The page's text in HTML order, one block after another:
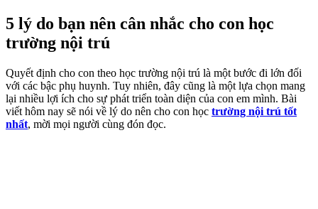
5 lý do bạn nên cân nhắc cho con học
trường nội trú
Quyết định cho con theo học trường nội trú là một bước đi lớn đối
với các bậc phụ huynh. Tuy nhiên, đây cũng là một lựa chọn mang
lại nhiều lợi ích cho sự phát triển toàn diện của con em mình. Bài
viết hôm nay sẽ nói về lý do nên cho con học trường nội trú tốt
nhất, mời mọi người cùng đón đọc.